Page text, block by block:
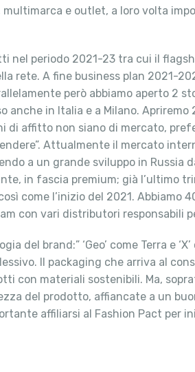
e outlet, a loro volta
nel periodo 2021-23 tra cui il
rete. A fine business plan 2021-
però abbiamo aperto 2
anche in Italia e a Milano.
affitto non siano di mercato,
Attualmente il mercato
a un grande sviluppo in
in fascia premium; già l’ultimo
come l’inizio del 2021. Abbiamo
con vari distributori responsabili
del brand:” ‘Geo’ come Terra e
Il packaging che arriva al
con materiali sostenibili. Ma,
del prodotto, affiancate a un
affiliarsi al Fashion Pact per